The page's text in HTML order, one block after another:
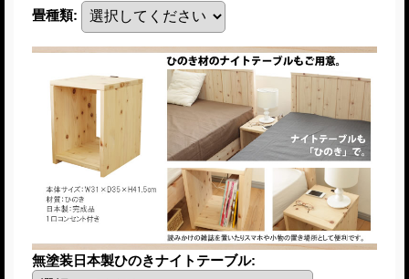
畳種類:
無塗装日本製ひのきナイトテーブル: